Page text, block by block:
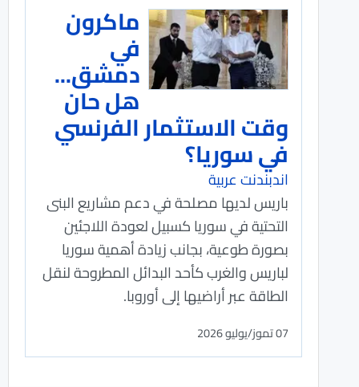
ماكرون
في
دمشق...
هل حان
وقت الاستثمار الفرنسي
في سوريا؟
اندبندنت عربية
باريس لديها مصلحة في دعم مشاريع البنى
التحتية في سوريا كسبيل لعودة اللاجئين
بصورة طوعية، بجانب زيادة أهمية سوريا
لباريس والغرب كأحد البدائل المطروحة لنقل
الطاقة عبر أراضيها إلى أوروبا.
07 تموز/يوليو 2026